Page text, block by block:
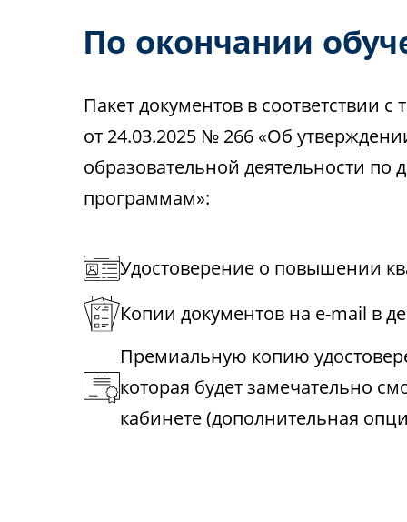
По окончании
Пакет документов в соответствии
от 24.03.2025 № 266 «Об
образовательной деятельности
программам»:
Удостоверение о повышении
Копии документов на e-mail в
Премиальную копию
которая будет замечательно
кабинете (дополнительная